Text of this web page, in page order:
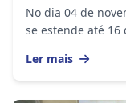
No dia 04 de
se estende até 16
Ler mais